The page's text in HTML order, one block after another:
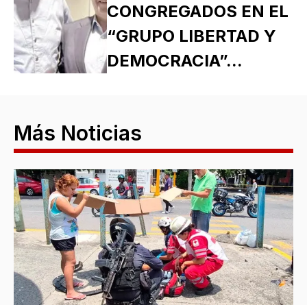
CONGREGADOS EN EL
“GRUPO LIBERTAD Y
DEMOCRACIA”...
Más Noticias